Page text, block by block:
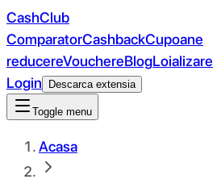
CashClub
ComparatorCashbackCupoane
reducereVouchereBlogLoializare
Login
Descarca extensia
Toggle menu
Acasa